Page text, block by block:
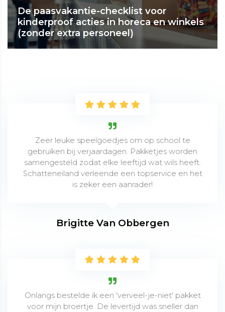
De paasvakantie-checklist voor
kinderproof acties in horeca en winkels
(zonder extra personeel)
Brigitte Van Obbergen
Zeer leuke speelgoedjes om op school te
gebruiken bij verjaardagen. Pakketjes worden
samengesteld zodat elke leeftijd wat wils heeft.
Schatteneiland verleende een topservice en het
is zeker een aanrader!
Onlangs bestelde ik een 'verveel-je-niet' pakket
voor mijn broertje. De levertijd was sneller dan